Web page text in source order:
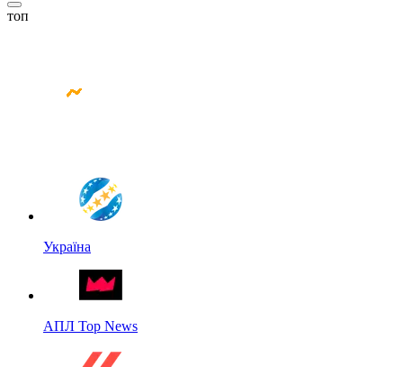
топ
Україна
АПЛ Top News